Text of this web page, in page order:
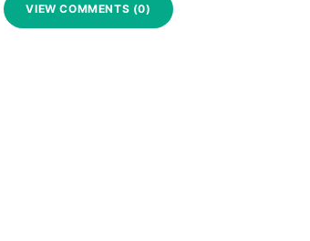
VIEW COMMENTS (0)